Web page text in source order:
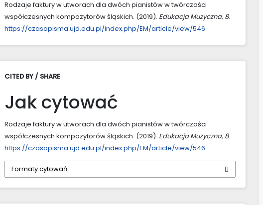
Rodzaje faktury w utworach dla dwóch pianistów w twórczości
współczesnych kompozytorów śląskich. (2019). Edukacja Muzyczna, 8.
https://czasopisma.ujd.edu.pl/index.php/EM/article/view/546
CITED BY / SHARE
Jak cytować
Rodzaje faktury w utworach dla dwóch pianistów w twórczości
współczesnych kompozytorów śląskich. (2019). Edukacja Muzyczna, 8.
https://czasopisma.ujd.edu.pl/index.php/EM/article/view/546
Formaty cytowań